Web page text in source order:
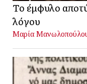
Το έμφυλο
λόγου
Μαρία